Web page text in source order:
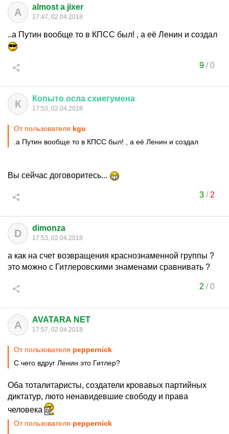
A almost a jixer
17:47, 02.04.2018
..а Путин вообще то в КПСС был! , а её Ленин и создал
9/0
К Копыто осла схиегумена
17:53, 02.04.2018
От пользователя kgu
.а Путин вообще то в КПСС был! , а её Ленин и создал
Вы сейчас договоритесь...
3/ 2
D dimonza
17:53, 02.04.2018
а как на счет возвращения краснознаменной группы ?
это можно с Гитлеровскими знаменами сравнивать ?
2 /0
A AVATARA NET
17:57, 02.04.2018
От пользователя peppernick
С чего вдруг Ленин это Гитлер?
Оба тоталитаристы, создатели кровавых партийных
диктатур, люто ненавидевшие свободу и права
человека
От пользователя peppernick